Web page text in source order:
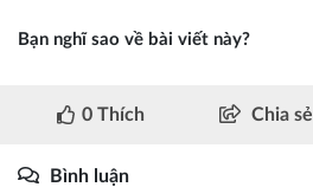
Bạn nghĩ sao về bài viết này?
0 Thích Chia sẻ
Bình luận